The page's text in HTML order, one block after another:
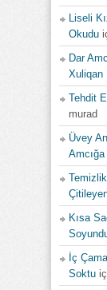
Liseli
Okudu
Dar
Xuliqan
Tehdit
murad
Üvey
Kısa
İç
Soktu